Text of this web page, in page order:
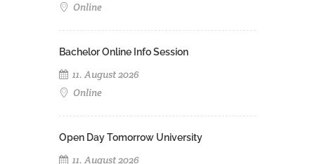
Online
Bachelor Online Info Session
11. August 2026
Online
Open Day Tomorrow University
11. August 2026